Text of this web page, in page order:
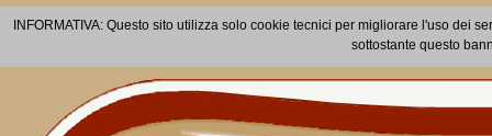
INFORMATIVA: Questo sito utilizza solo cookie tecnici per migliorare l'uso dei
sottostante questo